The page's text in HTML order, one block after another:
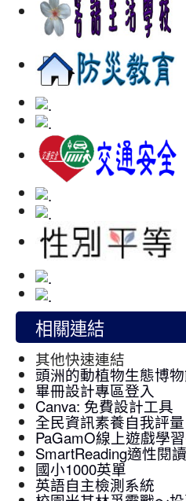
相關連結
其他快速連結
頭洲的動植物生態博
畢冊設計專區登入
Canva: 免費設計工具
全民資訊素養自我評量
PaGamO線上遊戲學
SmartReading適性閱讀
國小1000英單
英語自主檢測系統